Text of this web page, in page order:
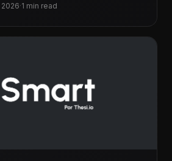
tiempos de
2026·1 min read